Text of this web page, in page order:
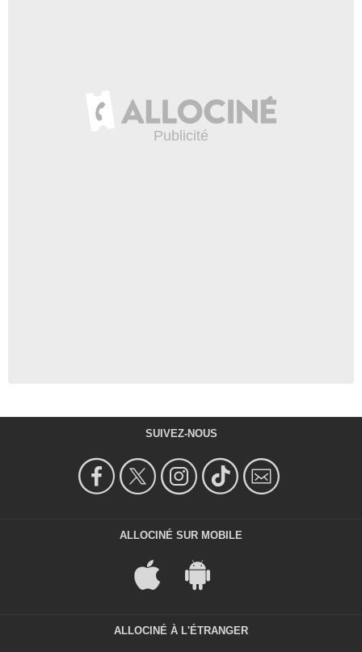
SUIVEZ-NOUS
ALLOCINÉ SUR MOBILE
ALLOCINÉ À L'ÉTRANGER